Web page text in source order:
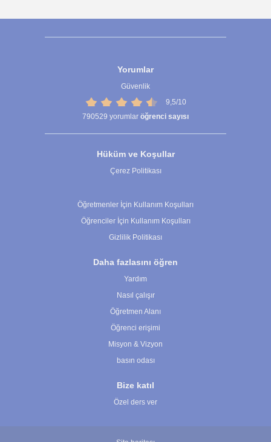
Yorumlar
Güvenlik
9,5/10
790529 yorumlar öğrenci sayısı
Hüküm ve Koşullar
Çerez Politikası
Öğretmenler İçin Kullanım Koşulları
Öğrenciler İçin Kullanım Koşulları
Gizlilik Politikası
Daha fazlasını öğren
Yardım
Nasıl çalışır
Öğretmen Alanı
Öğrenci erişimi
Misyon & Vizyon
basın odası
Bize katıl
Özel ders ver